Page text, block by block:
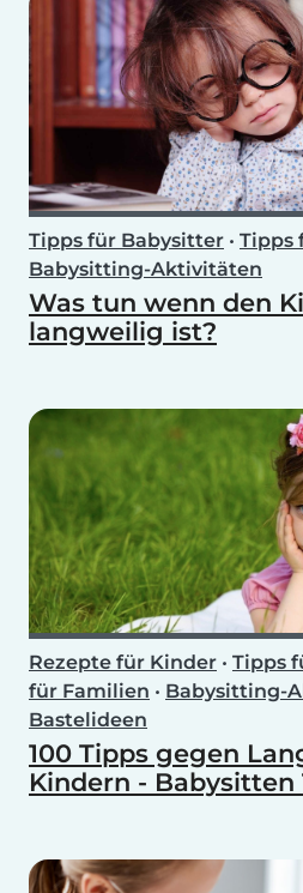
Tipps für Babysitter • Tipps
Babysitting-Aktivitäten
Was tun wenn den
langweilig ist?
Rezepte für Kinder • Tipps
für Familien • Babysitting-
Bastelideen
100 Tipps gegen
Kindern - Babysitten